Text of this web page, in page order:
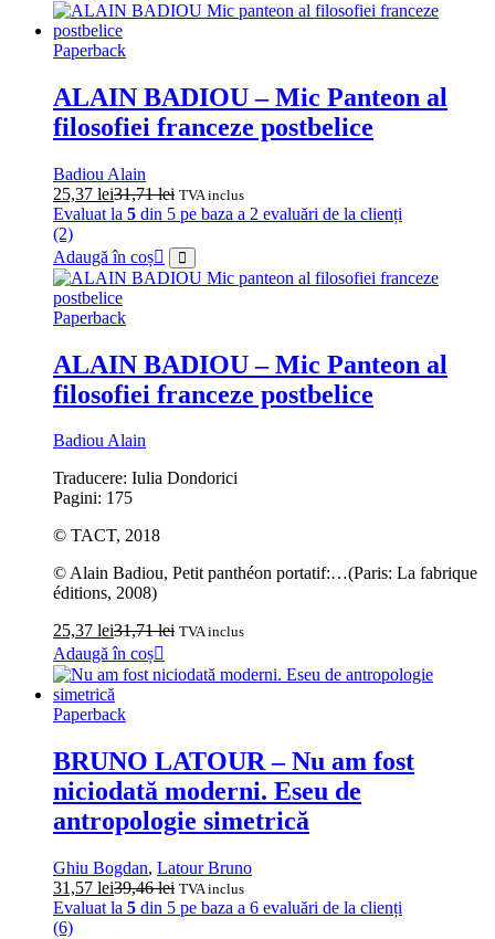
Paperback
ALAIN BADIOU – Mic Panteon al
filosofiei franceze postbelice
Badiou Alain
25,37 lei31,71lei TVA inclus
Evaluat la 5 din 5 pe baza a 2 evaluări de la clienți
(2)
Adaugă în coș
Paperback
ALAIN BADIOU – Mic Panteon al
filosofiei franceze postbelice
Badiou Alain
Traducere: Iulia Dondorici
Pagini: 175
© TACT, 2018
© Alain Badiou, Petit panthéon portatif:…(Paris: La fabrique
éditions, 2008)
25,37 lei31,71lei TVA inclus
Adaugă în coș
Paperback
BRUNO LATOUR – Nu am fost
niciodată moderni. Eseu de
antropologie simetrică
Ghiu Bogdan, Latour Bruno
31,57 lei39,46lei TVA inclus
Evaluat la 5 din 5 pe baza a 6 evaluări de la clienți
(6)